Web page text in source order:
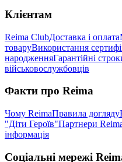
Клієнтам
Reima ClubДоставка і оплата
товаруВикористання
народженняГарантійні
військовослужбовців
Факти про Reima
Чому ReimaПравила догляду
"Діти Героїв"Партнери
інформація
Соціальні мережі